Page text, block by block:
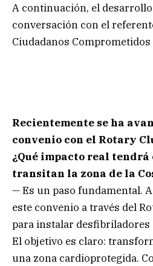
A continuación, el desarrollo
conversación con el
Ciudadanos Comprometidos
Recientemente se ha
convenio con el Rotary
¿Qué impacto real tendrá
transitan la zona de la
— Es un paso fundamental.
este convenio a través del
para instalar desfibriladores
El objetivo es claro:
una zona cardioprotegida.